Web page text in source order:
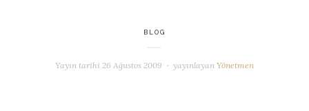
BLOG
Yayın tarihi 26 Ağustos 2009 yayınlayanYönetmen